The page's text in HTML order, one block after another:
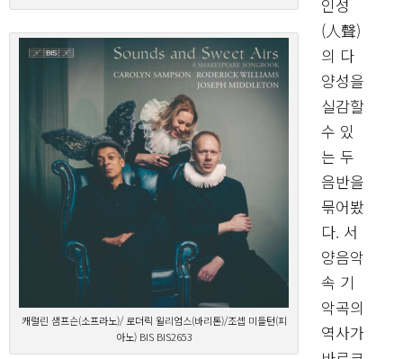
캐럴린 샘프슨(소프라노)/ 로더릭 윌리엄스(바리톤)/조셉 미들턴(피
아노) BIS BIS2653
인성
(人聲)
의 다
양성을
실감할
수 있
는 두
음반을
묶어봤
다. 서
양음악
속 기
악곡의
역사가